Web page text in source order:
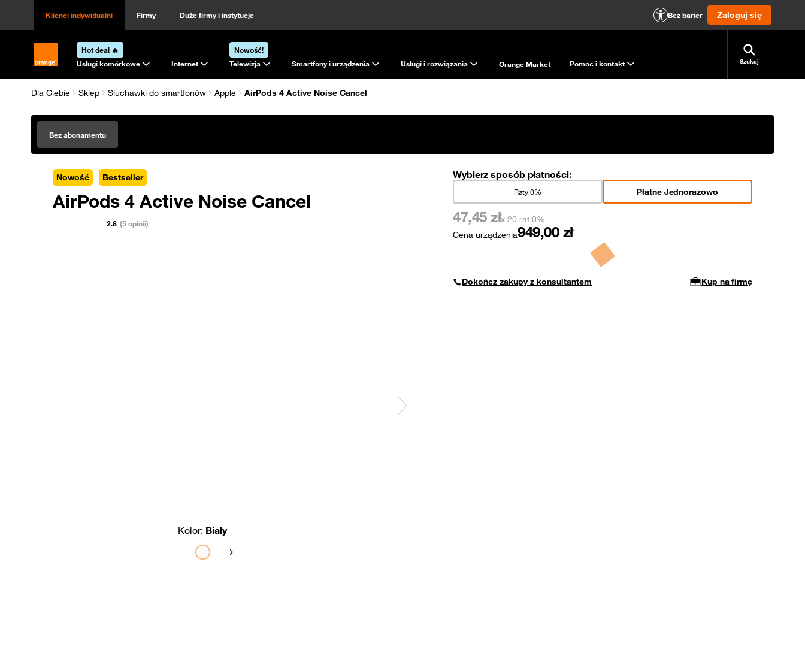
Klienci indywidualni Firmy Duże firmy i instytucje Bez barier Zaloguj się
Strona główna Orange.pl
Hot deal 🔥
Usługi komórkowe
Internet
Nowość!
Telewizja
Smartfony i urządzenia Usługi i rozwiązania Orange Market Pomoc i kontakt Szukaj
Dla Ciebie Sklep Słuchawki do smartfonów Apple AirPods 4 Active Noise Cancel
Bez abonamentu
Nowość Bestseller
AirPods 4 Active Noise Cancel
2.8 (5 opinii)
Kolor: Biały
Pokaż następny
Wybierz sposób płatności:
Płatne Jednorazowo
Raty 0%
Cena urządzenia949,00 zł
47,45 złx 20 rat 0%
Dokończ zakupy z konsultantem Kup na firmę